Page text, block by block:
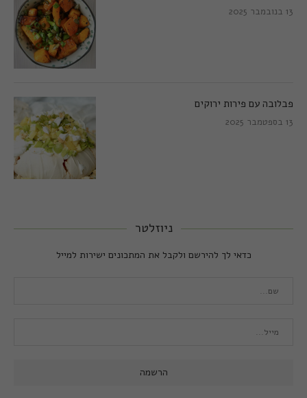
13 בנובמבר 2025
פבלובה עם פירות ירוקים
13 בספטמבר 2025
ניוזלטר
כדאי לך להירשם ולקבל את המתכונים ישירות למייל